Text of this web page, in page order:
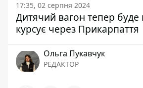
17:35, 02 серпня 2024
Дитячий вагон тепер буде
курсує через Прикарпаття
Ольга Пукавчук
РЕДАКТОР